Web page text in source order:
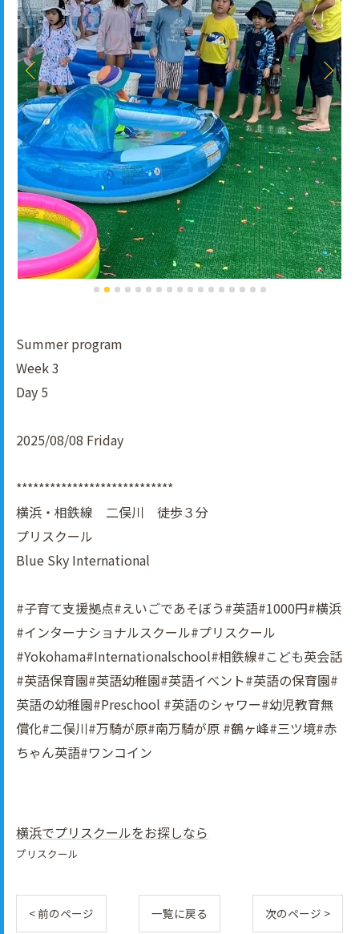
Summer program
Week 3
Day 5
2025/08/08 Friday
****************************
横浜・相鉄線 二俣川 徒歩３分
プリスクール
Blue Sky International
#子育て支援拠点#えいごであそぼう#英語#1000円#横浜
#インターナショナルスクール#プリスクール
#Yokohama#Internationalschool#相鉄線#こども英会話
#英語保育園#英語幼稚園#英語イべント#英語の保育園#
英語の幼稚園#Preschool #英語のシャワー#幼児教育無
償化#二俣川#万騎が原#南万騎が原 #鶴ヶ峰#三ツ境#赤
ちゃん英語#ワンコイン
横浜でプリスクールをお探しなら
プリスクール
< 前のページ 一覧に戻る 次のページ >